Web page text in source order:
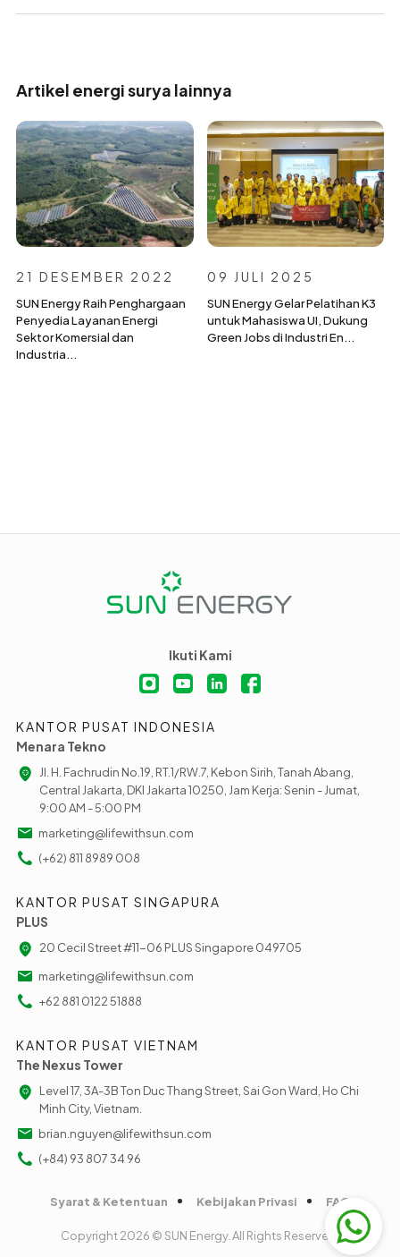
Artikel energi surya lainnya
21 DESEMBER 2022
SUN Energy Raih Penghargaan
Penyedia Layanan Energi
Sektor Komersial dan
Industria...
09 JULI 2025
SUN Energy Gelar Pelatihan K3
untuk Mahasiswa UI, Dukung
Green Jobs di Industri En...
Ikuti Kami
KANTOR PUSAT INDONESIA
Menara Tekno
Jl. H. Fachrudin No.19, RT.1/RW.7, Kebon Sirih, Tanah Abang,
Central Jakarta, DKI Jakarta 10250, Jam Kerja: Senin - Jumat,
9:00 AM - 5:00 PM
marketing@lifewithsun.com
(+62) 811 8989 008
KANTOR PUSAT SINGAPURA
PLUS
20 Cecil Street #11-06 PLUS Singapore 049705
marketing@lifewithsun.com
+62 881 0122 51888
KANTOR PUSAT VIETNAM
The Nexus Tower
Level 17, 3A-3B Ton Duc Thang Street, Sai Gon Ward, Ho Chi
Minh City, Vietnam.
brian.nguyen@lifewithsun.com
(+84) 93 807 34 96
Copyright 2026 © SUN Energy. All Rights Reserved.
Syarat & Ketentuan Kebijakan Privasi FAQ